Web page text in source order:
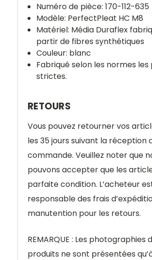
Numéro de pièce: 170-112-635
Modèle: PerfectPleat HC M8
Matériel: Média Duraflex
partir de fibres synthétiques
Couleur: blanc
Fabriqué selon les normes les
strictes.
RETOURS
Vous pouvez retourner vos
les 35 jours suivant la réception
commande. Veuillez noter que
pouvons accepter que les
parfaite condition. L’acheteur
responsable des frais
manutention pour les retours.
REMARQUE : Les photographies
produits ne sont présentées